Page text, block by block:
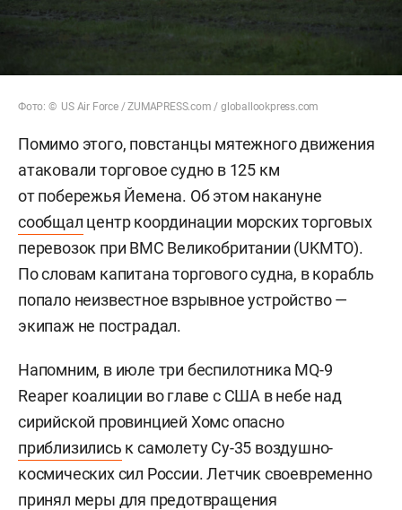
Фото: © US Air Force / ZUMAPRESS.com / globallookpress.com
Помимо этого, повстанцы мятежного движения
атаковали торговое судно в 125 км
от побережья Йемена. Об этом накануне
сообщал центркоординации морских торговых
перевозок при ВМС Великобритании (UKMTO).
По словам капитана торгового судна, в корабль
попало неизвестное взрывное устройство —
экипаж не пострадал.
Напомним, в июле три беспилотника MQ-9
Reaper коалиции во главе с США в небе над
сирийской провинцией Хомс опасно
приблизились к самолету Су-35 воздушно-
космических сил России. Летчик своевременно
принял меры для предотвращения